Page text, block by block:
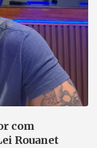
com
Rouanet